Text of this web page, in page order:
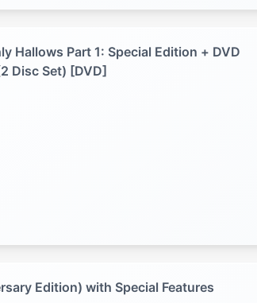
Hallows Part 1: Special Edition + DVD
Disc Set) [DVD]
Edition) with Special Features